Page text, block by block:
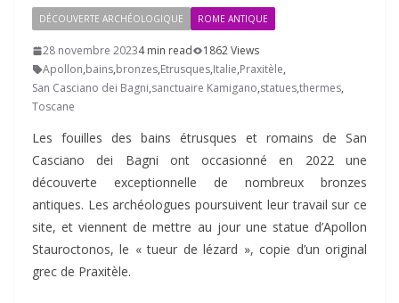
DÉCOUVERTE ARCHÉOLOGIQUE ROME ANTIQUE
28 novembre 20234 min read
1862 Views
Apollon,bains,bronzes,Etrusques,Italie,Praxitèle,
San Casciano dei Bagni,sanctuaire Kamigano,statues,thermes,
Toscane
Les fouilles des bains étrusques et romains de San
Casciano dei Bagni ont occasionné en 2022 une
découverte exceptionnelle de nombreux bronzes
antiques. Les archéologues poursuivent leur travail sur ce
site, et viennent de mettre au jour une statue d’Apollon
Stauroctonos, le « tueur de lézard », copie d’un original
grec de Praxitèle.